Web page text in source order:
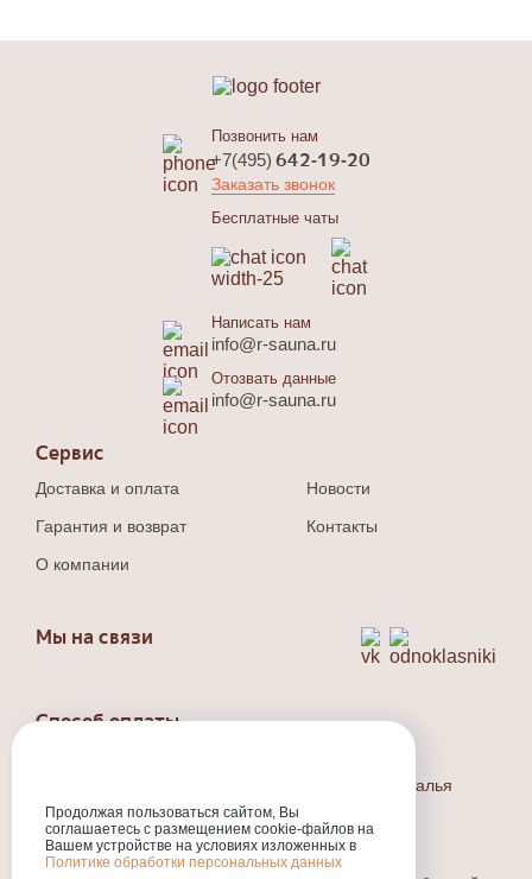
Позвонить нам
+7(495) 642-19-20
Заказать звонок
Бесплатные чаты
Написать нам
info@r-sauna.ru
Отозвать данные
info@r-sauna.ru
Сервис
Доставка и оплата
Гарантия и возврат
О компании
Новости
Контакты
Мы на связи
Способ оплаты
Индивидуальный предприниматель Людина Наталья
Валерьевна
ИНН:301710573800
ОГРНИП:324774600318231
Продолжая пользоваться сайтом, Вы
соглашаетесь с размещением cookie-файлов на
Вашем устройстве на условиях изложенных в
Политике обработки персональных данных